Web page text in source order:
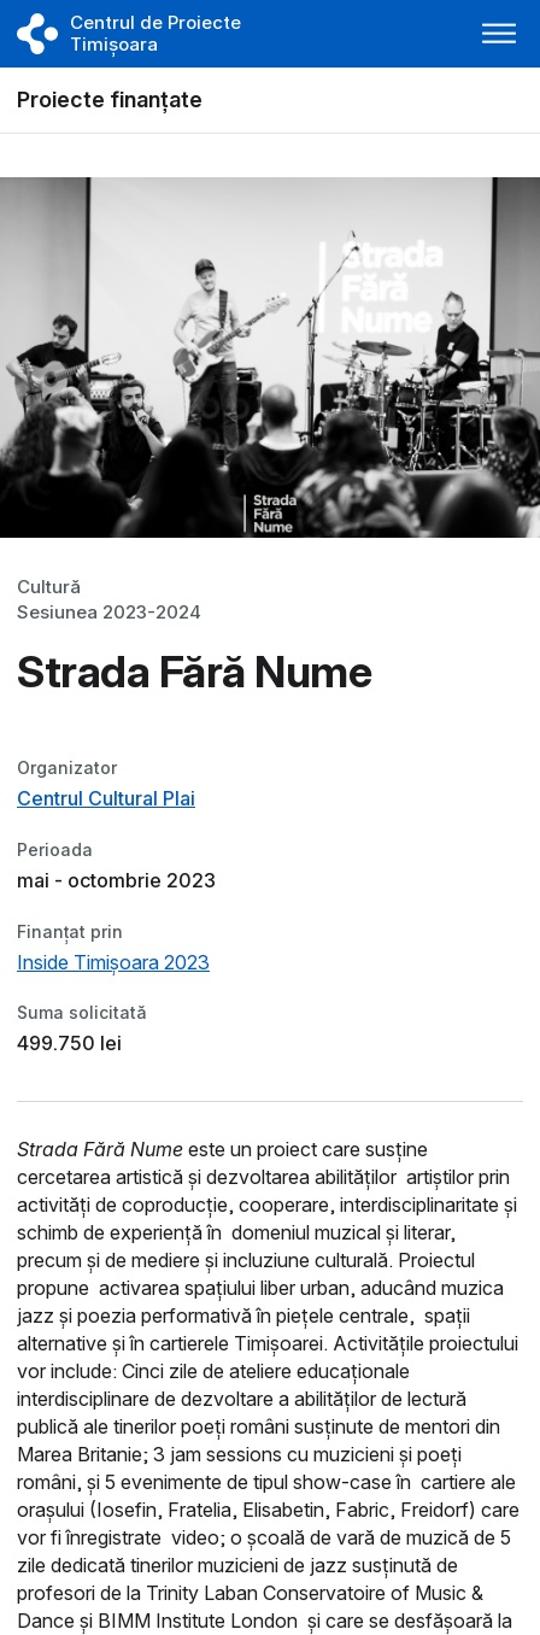
Centrul de Proiecte
Timișoara
Proiecte finanțate
Cultură
Sesiunea 2023-2024
Strada Fără Nume
Organizator
Centrul Cultural Plai
Perioada
mai - octombrie 2023
Finanțat prin
Inside Timișoara 2023
Suma solicitată
499.750 lei
Strada Fără Nume este un proiect care susține
cercetarea artistică și dezvoltarea abilităților artiștilor prin
activități de coproducție, cooperare, interdisciplinaritate și
schimb de experiență în domeniul muzical și literar,
precum și de mediere și incluziune culturală. Proiectul
propune activarea spațiului liber urban, aducând muzica
jazz și poezia performativă în piețele centrale, spații
alternative și în cartierele Timișoarei. Activitățile proiectului
vor include: Cinci zile de ateliere educaționale
interdisciplinare de dezvoltare a abilităților de lectură
publică ale tinerilor poeți români susținute de mentori din
Marea Britanie; 3 jam sessions cu muzicieni și poeți
români, și 5 evenimente de tipul show-case în cartiere ale
orașului (Iosefin, Fratelia, Elisabetin, Fabric, Freidorf) care
vor fi înregistrate video; o școală de vară de muzică de 5
zile dedicată tinerilor muzicieni de jazz susținută de
profesori de la Trinity Laban Conservatoire of Music &
Dance și BIMM Institute London și care se desfășoară la